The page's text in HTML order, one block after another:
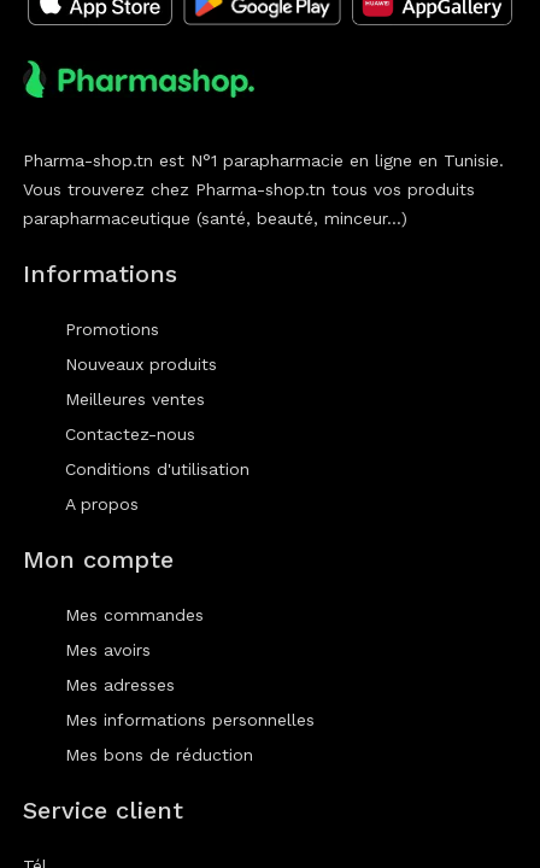
Pharma-shop.tn est N°1 parapharmacie en ligne en Tunisie.
Vous trouverez chez Pharma-shop.tn tous vos produits
parapharmaceutique (santé, beauté, minceur...)
Informations
Promotions
Nouveaux produits
Meilleures ventes
Contactez-nous
Conditions d'utilisation
A propos
Mon compte
Mes commandes
Mes avoirs
Mes adresses
Mes informations personnelles
Mes bons de réduction
Service client